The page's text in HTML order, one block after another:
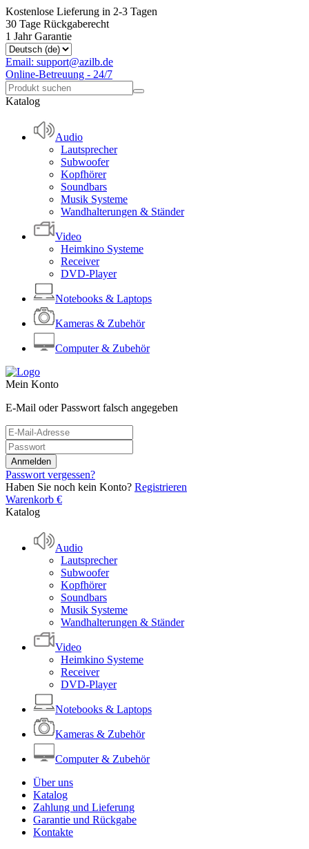
Kostenlose Lieferung in 2-3 Tagen
30 Tage Rückgaberecht
1 Jahr Garantie
Email: support@azilb.de
Online-Betreuung - 24/7
Katalog
Audio
Lautsprecher
Subwoofer
Kopfhörer
Soundbars
Musik Systeme
Wandhalterungen & Ständer
Video
Heimkino Systeme
Receiver
DVD-Player
Notebooks & Laptops
Kameras & Zubehör
Computer & Zubehör
Mein Konto
E-Mail oder Passwort falsch angegeben
Passwort vergessen?
Haben Sie noch kein Konto? Registrieren
Warenkorb €
Katalog
Audio
Lautsprecher
Subwoofer
Kopfhörer
Soundbars
Musik Systeme
Wandhalterungen & Ständer
Video
Heimkino Systeme
Receiver
DVD-Player
Notebooks & Laptops
Kameras & Zubehör
Computer & Zubehör
Über uns
Katalog
Zahlung und Lieferung
Garantie und Rückgabe
Kontakte